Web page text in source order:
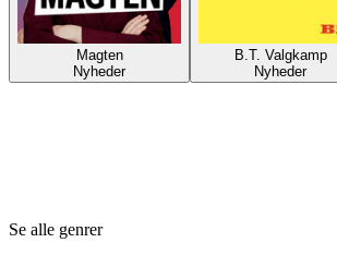
Magten
Nyheder
B.T. Valgkamp
Nyheder
Se alle genrer